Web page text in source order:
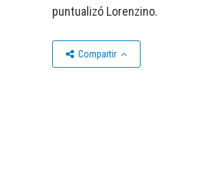
puntualizó Lorenzino.
Compartir